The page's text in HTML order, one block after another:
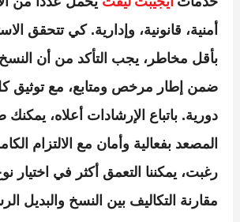
أمنية، قانونية، وإدارية. كي تتحقق
بأقل مخاطر، يجب التأكد من أن النسخ
ضمن إطار مرخص ومتابع، مع توثيق
دورية. باتباع الإرشادات أعلاه،
المصعد بفعالية وأمان مع الالتزام
رغبت، يمكننا التعمق أكثر في اختيار
مقارنة التكاليف بين النسخ والبديل